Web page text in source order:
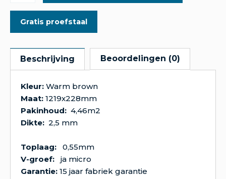
Gratis proefstaal
Beschrijving Beoordelingen (0)
Kleur: Warm brown
Maat: 1219x228mm
Pakinhoud: 4,46m2
Dikte: 2,5 mm
Toplaag:
0,55mm
V-groef:
ja micro
Garantie: 15 jaar fabriek garantie